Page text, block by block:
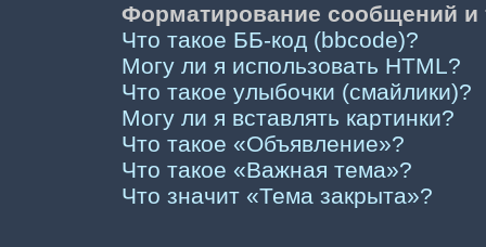
Форматирование сообщений
Что такое ББ-код (bbcode)?
Могу ли я использовать HTML?
Что такое улыбочки (смайлики)?
Могу ли я вставлять картинки?
Что такое «Объявление»?
Что такое «Важная тема»?
Что значит «Тема закрыта»?